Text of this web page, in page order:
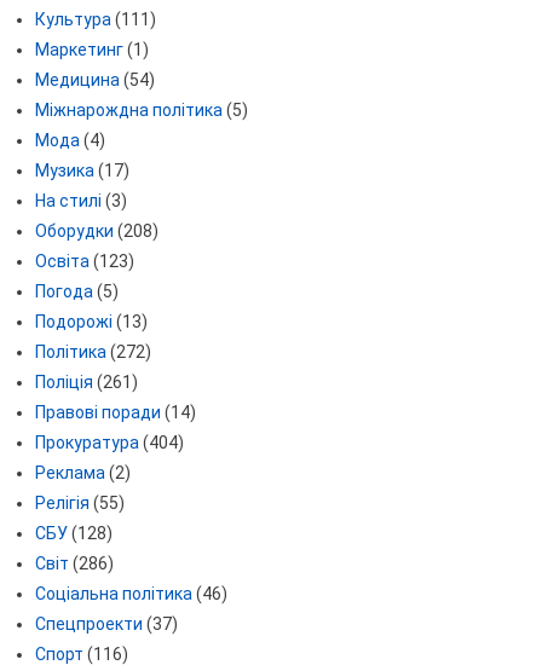
Культура (111)
Маркетинг(1)
Медицина (54)
Міжнарождна політика (5)
Мода (4)
Музика (17)
На стилі (3)
Оборудки (208)
Освіта (123)
Погода (5)
Подорожі (13)
Політика (272)
Поліція (261)
Правові поради (14)
Прокуратура (404)
Реклама (2)
Релігія (55)
СБУ(128)
Світ (286)
Соціальна політика (46)
Спецпроекти (37)
Спорт (116)